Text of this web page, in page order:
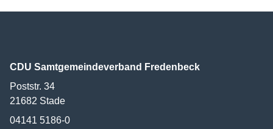
CDU Samtgemeindeverband Fredenbeck
Poststr. 34
21682 Stade
04141 5186-0